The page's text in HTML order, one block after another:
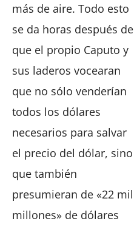
más de aire. Todo esto
se da horas después de
que el propio Caputo y
sus laderos vocearan
que no sólo venderían
todos los dólares
necesarios para salvar
el precio del dólar, sino
que también
presumieran de «22 mil
millones» de dólares